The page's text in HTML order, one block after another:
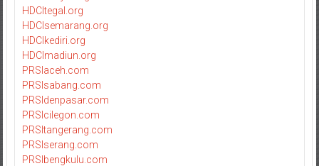
HDCItegal.org
HDCIsemarang.org
HDCIkediri.org
HDCImadiun.org
PRSIaceh.com
PRSIsabang.com
PRSIdenpasar.com
PRSIcilegon.com
PRSItangerang.com
PRSIserang.com
PRSIbengkulu.com